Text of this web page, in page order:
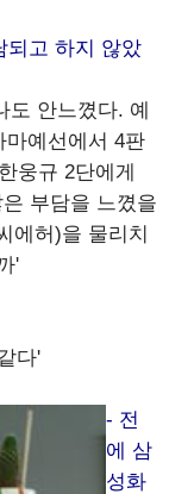
되고 하지 않았
도 안느꼈다. 예
예선에서 4판
웅규 2단에게
부담을 느꼈을
에허)을 물리치
'
다'
- 전
에 삼
성화